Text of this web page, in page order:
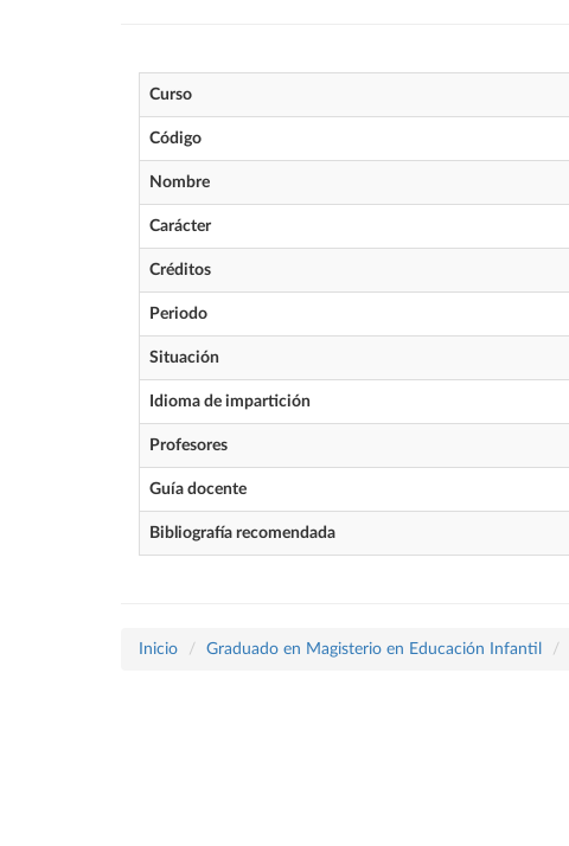
Curso
Código
Nombre
Carácter
Créditos
Periodo
Situación
Idioma de impartición
Profesores
Guía docente
Bibliografía recomendada
Inicio Graduado en Magisterio en Educación Infantil